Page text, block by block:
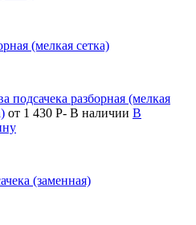
(мелкая сетка)
подсачека разборная (мелкая
от 1 430 Р- В наличии В
(заменная)